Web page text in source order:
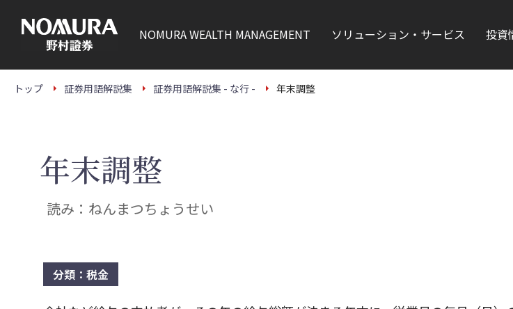
本
NOMURAWEALTH MANAGEMENT ソリューション・サービス 投資
トップ 証券用語解説集 証券用語解説集 - な行 - 年末調整
年末調整
読み：ねんまつちょうせい
分類：税金